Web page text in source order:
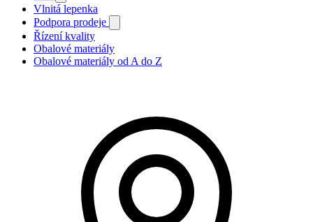
Vlnitá lepenka
Podpora prodeje
Řízení kvality
Obalové materiály
Obalové materiály od A do Z